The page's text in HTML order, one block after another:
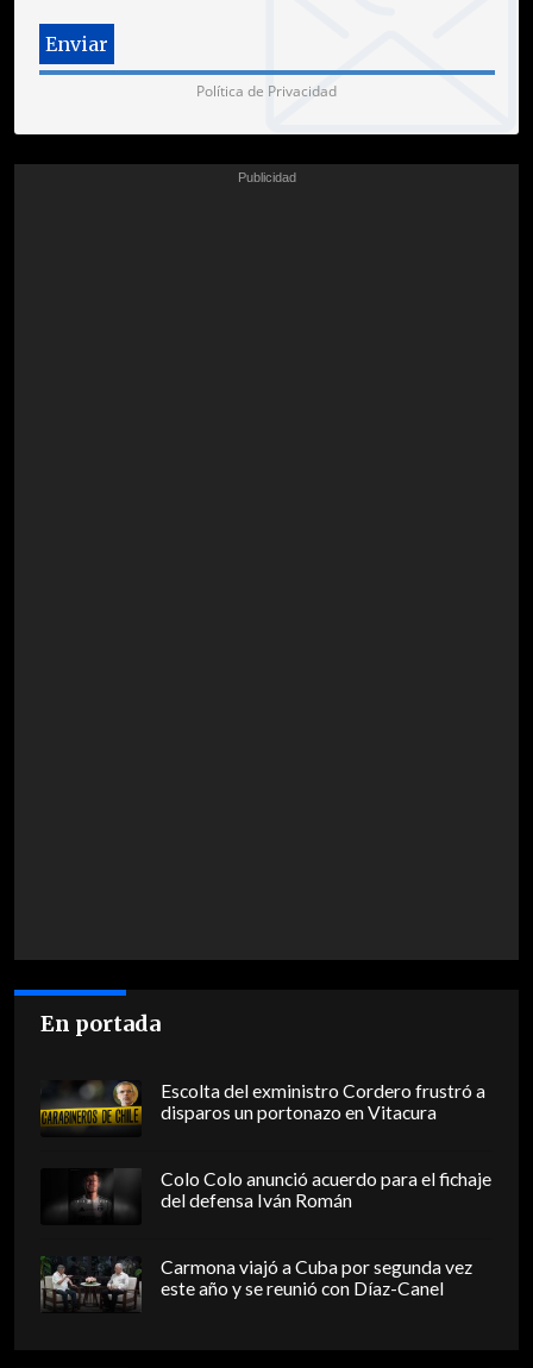
Política de Privacidad
En portada
Escolta del exministro Cordero frustró a
disparos un portonazo en Vitacura
Colo Colo anunció acuerdo para el fichaje
del defensa Iván Román
Carmona viajó a Cuba por segunda vez
este año y se reunió con Díaz-Canel